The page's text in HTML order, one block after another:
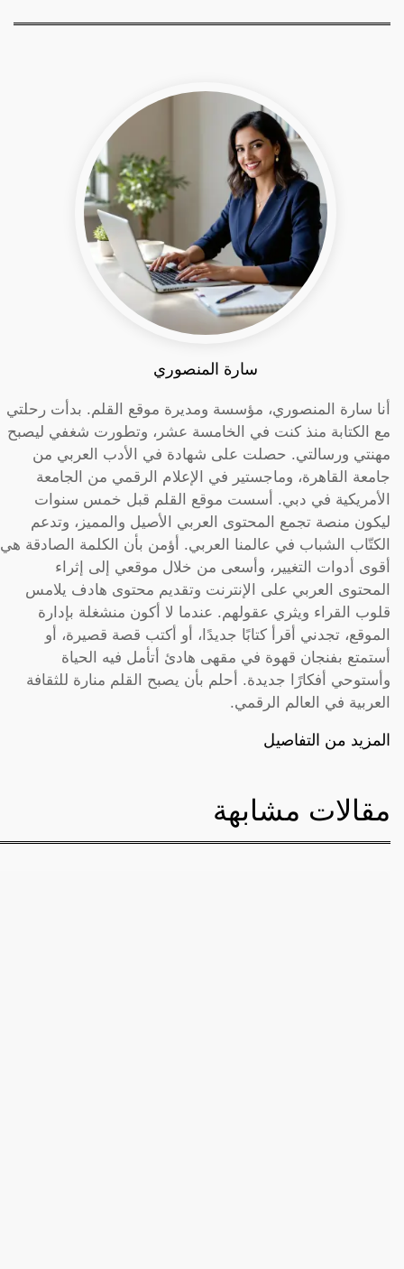
سارة المنصوري
أنا سارة المنصوري، مؤسسة ومديرة موقع القلم. بدأت رحلتي
مع الكتابة منذ كنت في الخامسة عشر، وتطورت شغفي ليصبح
مهنتي ورسالتي. حصلت على شهادة في الأدب العربي من
جامعة القاهرة، وماجستير في الإعلام الرقمي من الجامعة
الأمريكية في دبي. أسست موقع القلم قبل خمس سنوات
ليكون منصة تجمع المحتوى العربي الأصيل والمميز، وتدعم
الكتّاب الشباب في عالمنا العربي. أؤمن بأن الكلمة الصادقة هي
أقوى أدوات التغيير، وأسعى من خلال موقعي إلى إثراء
المحتوى العربي على الإنترنت وتقديم محتوى هادف يلامس
قلوب القراء ويثري عقولهم. عندما لا أكون منشغلة بإدارة
الموقع، تجدني أقرأ كتابًا جديدًا، أو أكتب قصة قصيرة، أو
أستمتع بفنجان قهوة في مقهى هادئ أتأمل فيه الحياة
وأستوحي أفكارًا جديدة. أحلم بأن يصبح القلم منارة للثقافة
العربية في العالم الرقمي.
المزيد من التفاصيل
مقالات مشابهة